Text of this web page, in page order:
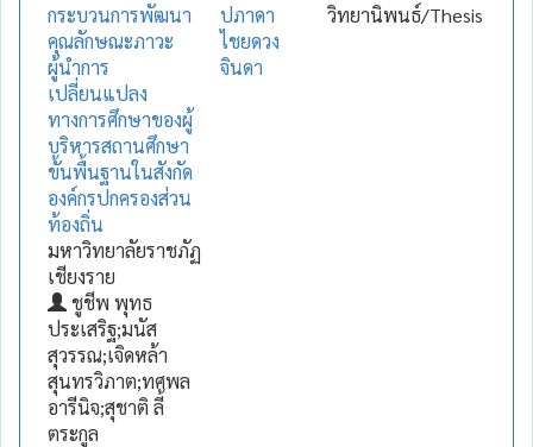
กระบวนการพัฒนา
คุณลักษณะภาวะ
ผู้นำการ
เปลี่ยนแปลง
ทางการศึกษาของผู้
บริหารสถานศึกษา
ขั้นพื้นฐานในสังกัด
องค์กรปกครองส่วน
ท้องถิ่น
มหาวิทยาลัยราชภัฏ
เชียงราย
ชูชีพ พุทธ
ประเสริฐ;มนัส
สุวรรณ;เจิดหล้า
สุนทรวิภาต;ทศพล
อารีนิจ;สุชาติ ลี้
ตระกูล
ปภาดา
ไชยดวง
จินดา
วิทยานิพนธ์/Thesis